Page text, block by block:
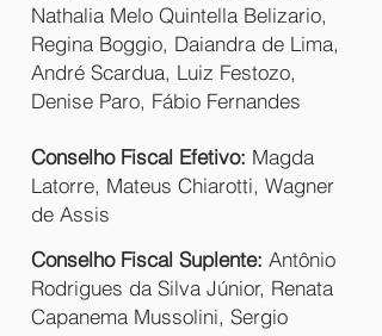
Nathalia Melo Quintella Belizario,
Regina Boggio, Daiandra de Lima,
André Scardua, Luiz Festozo,
Denise Paro, Fábio Fernandes
Conselho Fiscal Efetivo: Magda
Latorre, Mateus Chiarotti, Wagner
de Assis
Conselho Fiscal Suplente: Antônio
Rodrigues da Silva Júnior, Renata
Capanema Mussolini, Sergio